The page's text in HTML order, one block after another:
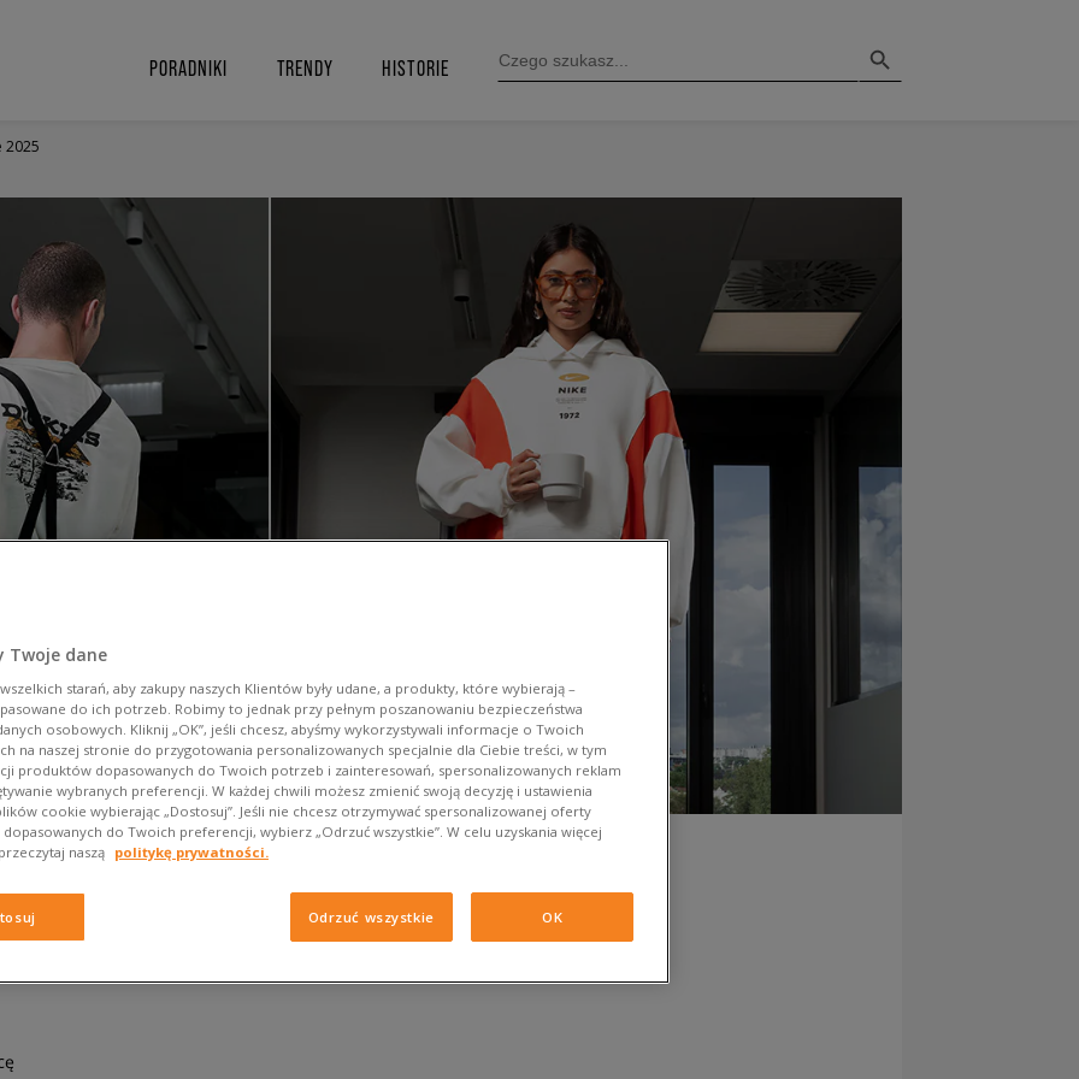
PORADNIKI TRENDY HISTORIE
FOR:
2025
style 2025
Twoje dane
wszelkich starań, aby zakupy naszych Klientów były udane, a produkty, które wybierają –
do ich potrzeb. Robimy to jednak przy pełnym poszanowaniu bezpieczeństwa
osobowych. Kliknij „OK”, jeśli chcesz, abyśmy wykorzystywali informacje o Twoich
na naszej stronie do przygotowania personalizowanych specjalnie dla Ciebie treści, w tym
produktów dopasowanych do Twoich potrzeb i zainteresowań, spersonalizowanych reklam
wybranych preferencji. W każdej chwili możesz zmienić swoją decyzję i ustawienia
cookie wybierając „Dostosuj”. Jeśli nie chcesz otrzymywać spersonalizowanej oferty
do Twoich preferencji, wybierz „Odrzuć wszystkie”. W celu uzyskania więcej
naszą
politykę prywatności.
Odrzuć wszystkie OK